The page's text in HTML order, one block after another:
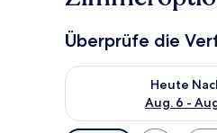
Überprüfe die
Heute
Aug. 6 -
Überprüfe die